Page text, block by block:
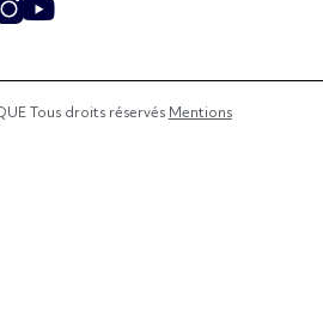
Tous droits réservés Mentions